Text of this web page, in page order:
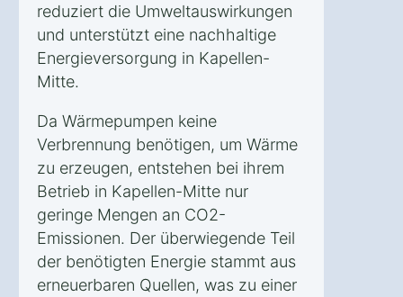
reduziert die Umweltauswirkungen
und unterstützt eine nachhaltige
Energieversorgung in Kapellen-
Mitte.
Da Wärmepumpen keine
Verbrennung benötigen, um Wärme
zu erzeugen, entstehen bei ihrem
Betrieb in Kapellen-Mitte nur
geringe Mengen an CO2-
Emissionen. Der überwiegende Teil
der benötigten Energie stammt aus
erneuerbaren Quellen, was zu einer